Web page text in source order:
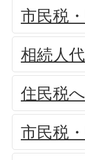
市民税
相続人
住民税
市民税